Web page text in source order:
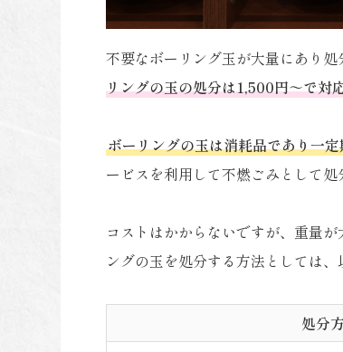
不要なボーリング玉が大量にあり
リングの玉の処分は1,500円～で対
ボーリングの玉は消耗品であり一
ービスを利用して不燃ごみとして処
コストはかからないですが、重量
ングの玉を処分する方法としては、
処分